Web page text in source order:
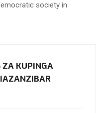
society in
ZA KUPINGA